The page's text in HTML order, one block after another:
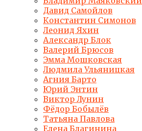
Давид Самойлов
Константин Симонов
Леонид Яхин
Александр Блок
Валерий Брюсов
Эмма Мошковская
Людмила Ульяницкая
Агния Барто
Юрий Энтин
Виктор Лунин
Фёдор Бобылёв
Татьяна Павлова
Елена Благинина